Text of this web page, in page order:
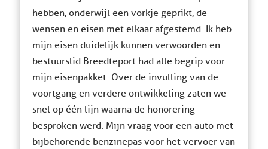
hebben, onderwijl een vorkje geprikt, de
wensen en eisen met elkaar afgestemd. Ik heb
mijn eisen duidelijk kunnen verwoorden en
bestuurslid Breedteport had alle begrip voor
mijn eisenpakket. Over de invulling van de
voortgang en verdere ontwikkeling zaten we
snel op één lijn waarna de honorering
besproken werd. Mijn vraag voor een auto met
bijbehorende benzinepas voor het vervoer van